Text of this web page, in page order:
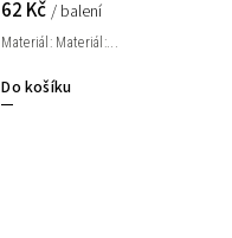
62 Kč/ balení
Do košíku
Materiál: Materiál:...